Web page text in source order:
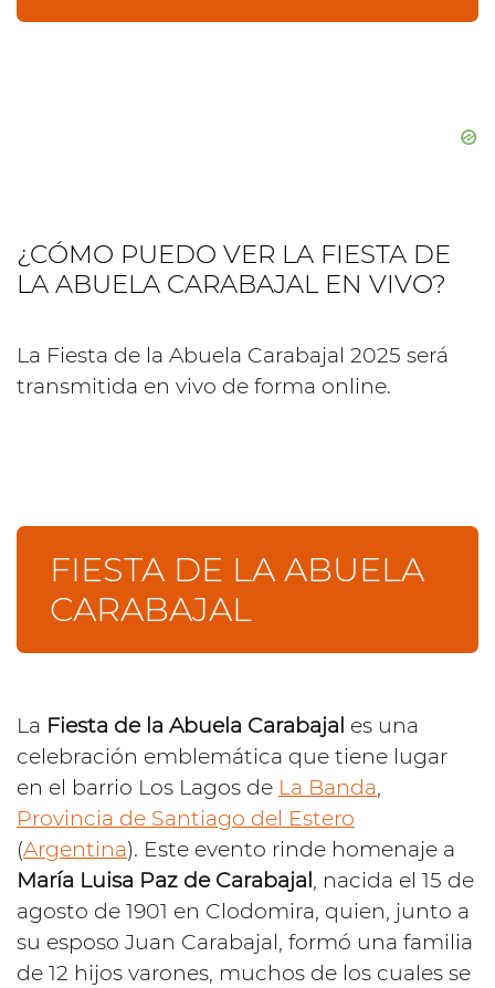
¿CÓMO PUEDO VER LA FIESTA DE
LA ABUELA CARABAJAL EN VIVO?
La Fiesta de la Abuela Carabajal 2025 será
transmitida en vivo de forma online.
FIESTA DE LA ABUELA
CARABAJAL
La Fiesta de la Abuela Carabajal es una
celebración emblemática que tiene lugar
en el barrio Los Lagos de La Banda
Provincia de Santiago del Estero
(Argentina). Este evento rinde homenaje a
María Luisa Paz de Carabajal , nacida el 15 de
agosto de 1901 en Clodomira, quien, junto a
su esposo Juan Carabajal, formó una familia
de 12 hijos varones, muchos de los cuales se